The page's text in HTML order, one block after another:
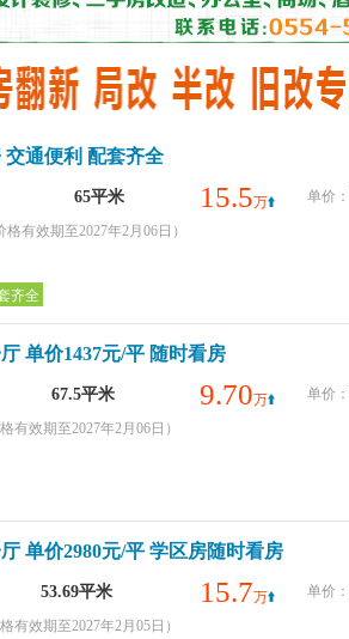
交通便利 配套齐全
65平米 15.5万 单价：
格有效期至2027年2月06日）
齐全
单价1437元/平 随时看房
67.5平米 9.70万 单价：
有效期至2027年2月06日）
单价2980元/平 学区房随时看房
53.69平米 15.7万 单价：
有效期至2027年2月05日）